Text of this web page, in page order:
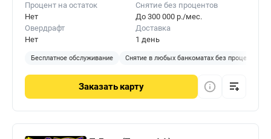
Процент на остаток
Нет
Снятие без процентов
До 300 000 р./мес.
Овердрафт
Нет
Доставка
1 день
Бесплатное обслуживание Снятие в любых банкоматах без процентов
Заказать карту